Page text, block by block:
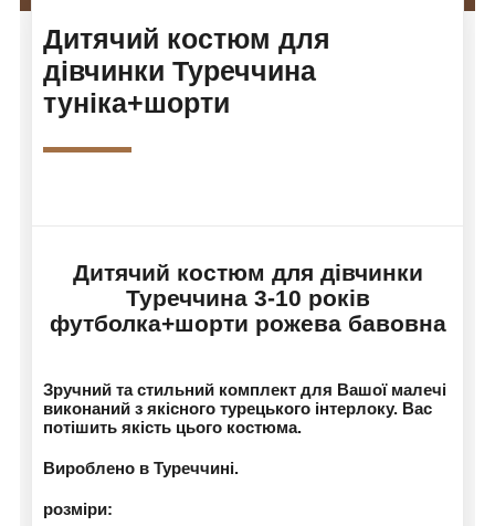
Дитячий костюм для
дівчинки Туреччина
туніка+шорти
Дитячий костюм для дівчинки
Туреччина 3-10 років
футболка+шорти рожева бавовна
Зручний та стильний комплект для Вашої малечі
виконаний з якісного турецького інтерлоку. Вас
потішить якість цього костюма.
Вироблено в Туреччині.
розміри: